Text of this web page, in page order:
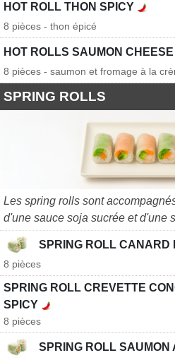
HOT ROLL THON SPICY
8 pièces - thon épicé
HOT ROLLS SAUMON CHEESE
8 pièces - saumon et fromage à la
SPRING ROLLS
Les spring rolls sont
d'une sauce soja sucrée et d'une
SPRING ROLL CANARD
8 pièces
SPRING ROLL CREVETTE
SPICY
8 pièces
SPRING ROLL SAUMON